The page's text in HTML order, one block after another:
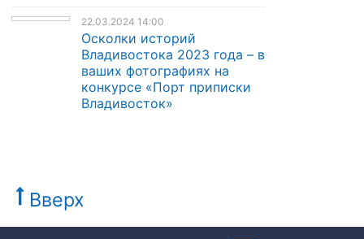
22.03.2024 14:00
Осколки историй
Владивостока 2023 года – в
ваших фотографиях на
конкурсе «Порт приписки
Владивосток»
Вверх